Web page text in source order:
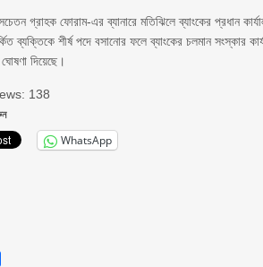
গ্রাহক ফোরাম-এর ব্যানারে মতিঝিলে ব্যাংকের প্রধান
ব্যক্তিকে শীর্ষ পদে বসানোর ফলে ব্যাংকের চলমান সংস্কার
দিয়েছে।
138
WhatsApp